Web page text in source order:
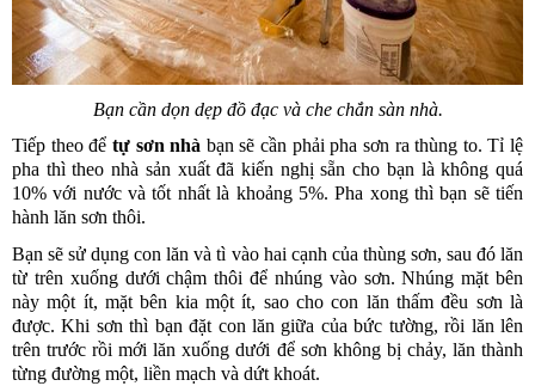
Bạn cần dọn dẹp đồ đạc và che chắn sàn nhà.
Tiếp theo để tự sơn nhà bạn sẽ cần phải pha sơn ra thùng to. Tỉ lệ
pha thì theo nhà sản xuất đã kiến nghị sẵn cho bạn là không quá
10% với nước và tốt nhất là khoảng 5%. Pha xong thì bạn sẽ tiến
hành lăn sơn thôi.
Bạn sẽ sử dụng con lăn và tì vào hai cạnh của thùng sơn, sau đó lăn
từ trên xuống dưới chậm thôi để nhúng vào sơn. Nhúng mặt bên
này một ít, mặt bên kia một ít, sao cho con lăn thấm đều sơn là
được. Khi sơn thì bạn đặt con lăn giữa của bức tường, rồi lăn lên
trên trước rồi mới lăn xuống dưới để sơn không bị chảy, lăn thành
từng đường một, liền mạch và dứt khoát.